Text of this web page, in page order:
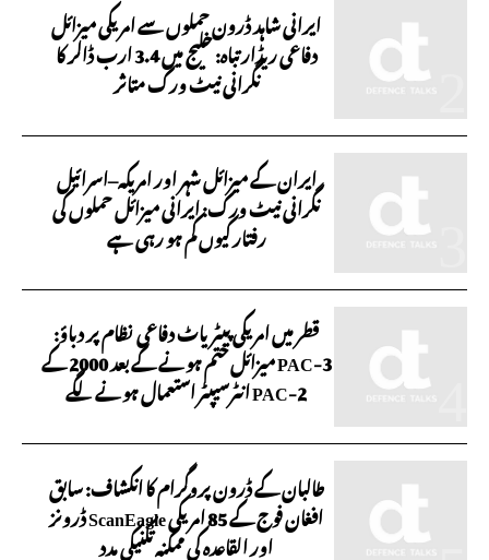
ایرانی شاہد ڈرون حملوں سے امریکی میزائل
دفاعی ریڈار تباہ: خلیج میں 3.4 ارب ڈالر کا
نگرانی نیٹ ورک متاثر
ایران کے میزائل شہر اور امریکہ–اسرائیل
نگرانی نیٹ ورک: ایرانی میزائل حملوں کی
رفتار کیوں کم ہو رہی ہے
قطر میں امریکی پیٹریاٹ دفاعی نظام پر دباؤ:
PAC-3 میزائل ختم ہونے کے بعد 2000 کے
PAC-2 انٹرسیپٹر استعمال ہونے لگے
طالبان کے ڈرون پروگرام کا انکشاف: سابق
افغان فوج کے 85 امریکی ScanEagle ڈرونز
اور القاعدہ کی ممکنہ تکنیکی مدد